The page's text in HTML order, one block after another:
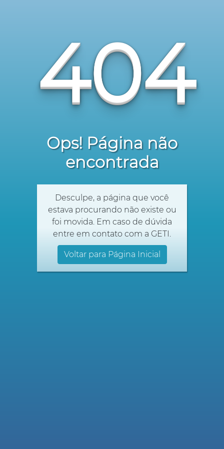
404
Ops! Página não
encontrada
Desculpe, a página que você
estava procurando não existe ou
foi movida. Em caso de dúvida
entre em contato com a GETI.
Voltar para Página Inicial